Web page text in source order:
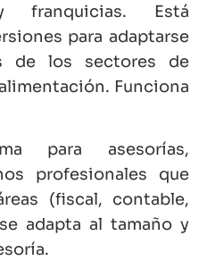
franquicias. Está
para adaptarse
de los sectores de
Funciona
para asesorías,
profesionales que
(fiscal, contable,
adapta al tamaño y